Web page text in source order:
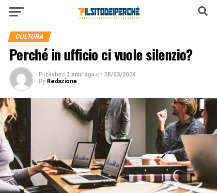
CULTURA
Perché in ufficio ci vuole silenzio?
Published 2 anni ago on 28/03/2024
By Redazione